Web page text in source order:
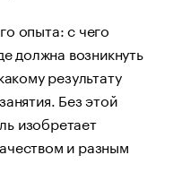
опыта: с чего
должна возникнуть
результату
Без этой
изобретает
и разным